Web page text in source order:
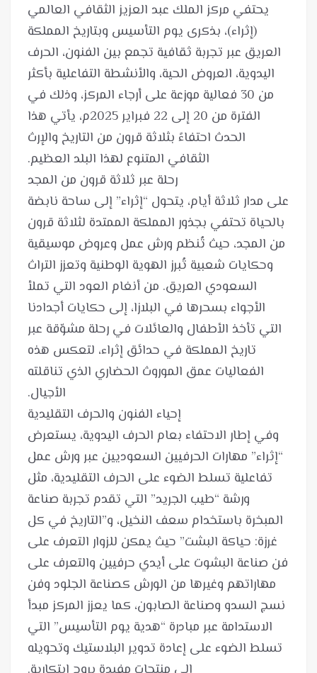
يحتفي مركز الملك عبد العزيز الثقافي العالمي
(إثراء)، بذكرى يوم التأسيس وبتاريخ المملكة
العريق عبر تجربة ثقافية تجمع بين الفنون، الحرف
اليدوية، العروض الحية، والأنشطة التفاعلية بأكثر
من 30 فعالية موزعة على أرجاء المركز، وذلك في
الفترة من 20 إلى 22 فبراير 2025م، يأتي هذا
الحدث احتفاءً بثلاثة قرون من التاريخ والإرث
على مدار ثلاثة أيام، يتحول “إثراء” إلى ساحة نابضة
بالحياة تحتفي بجذور المملكة الممتدة لثلاثة قرون
من المجد، حيث تُنظم ورش عمل وعروض موسيقية
وحكايات شعبية تُبرز الهوية الوطنية وتعزز التراث
السعودي العريق. من أنغام العود التي تملأ
الأجواء بسحرها في البلازا، إلى حكايات أجدادنا
التي تأخذ الأطفال والعائلات في رحلة مشوّقة عبر
تاريخ المملكة في حدائق إثراء، لتعكس هذه
الفعاليات عمق الموروث الحضاري الذي تناقلته
وفي إطار الاحتفاء بعام الحرف اليدوية، يستعرض
“إثراء” مهارات الحرفيين السعوديين عبر ورش عمل
تفاعلية تسلط الضوء على الحرف التقليدية، مثل
ورشة “طيب الجريد” التي تقدم تجربة صناعة
المبخرة باستخدام سعف النخيل، و”التاريخ في كل
غرزة: حياكة البشت” حيث يمكن للزوار التعرف على
فن صناعة البشوت على أيدي حرفيين والتعرف على
مهاراتهم وغيرها من الورش كصناعة الجلود وفن
نسج السدو وصناعة الصابون، كما يعزز المركز مبدأ
الاستدامة عبر مبادرة “هدية يوم التأسيس” التي
تسلط الضوء على إعادة تدوير البلاستيك وتحويله